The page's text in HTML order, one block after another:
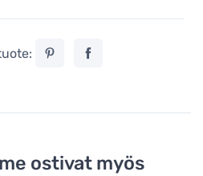
ostivat myös